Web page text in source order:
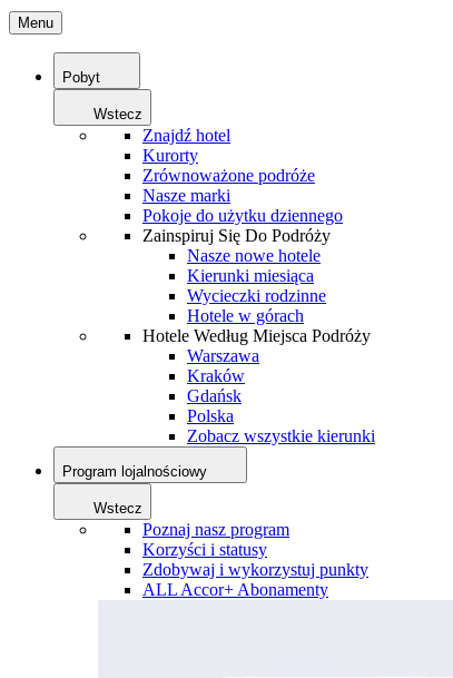
Menu
Pobyt
Wstecz
Znajdź hotel
Kurorty
Zrównoważone podróże
Nasze marki
Pokoje do użytku dziennego
Zainspiruj Się Do Podróży
Nasze nowe hotele
Kierunki miesiąca
Wycieczki rodzinne
Hotele w górach
Hotele Według Miejsca Podróży
Warszawa
Kraków
Gdańsk
Polska
Zobacz wszystkie kierunki
Program lojalnościowy
Wstecz
Poznaj nasz program
Korzyści i statusy
Zdobywaj i wykorzystuj punkty
ALL Accor+ Abonamenty